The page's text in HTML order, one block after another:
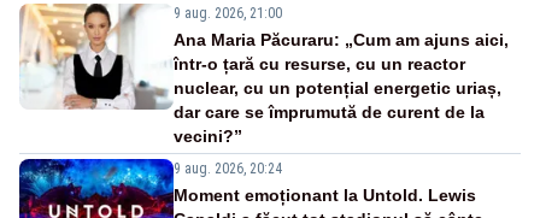
9 aug. 2026, 21:00
Ana Maria Păcuraru: „Cum am ajuns aici,
într-o țară cu resurse, cu un reactor
nuclear, cu un potențial energetic uriaș,
dar care se împrumută de curent de la
vecini?”
9 aug. 2026, 20:24
Moment emoționant la Untold. Lewis